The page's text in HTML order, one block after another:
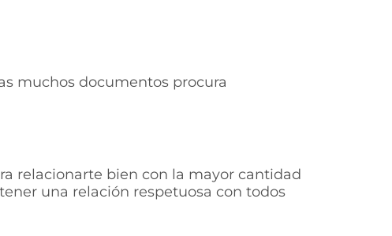
muchos documentos procura
relacionarte bien con la mayor cantidad
una relación respetuosa con todos